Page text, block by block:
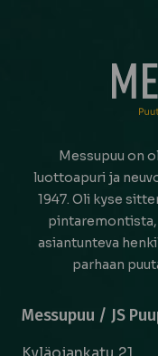
Messupuu on
luottoapuri ja
1947. Oli kyse
pintaremontista,
asiantunteva
parhaan
Messupuu / JS